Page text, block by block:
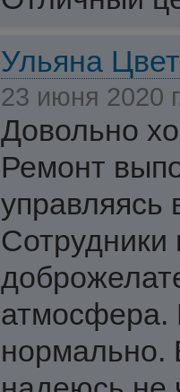
Ульяна
23 июня 2020
Довольно
Ремонт
управляясь
атмосфера.
нормально.